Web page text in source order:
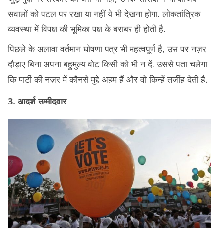
सवालों को पटल पर रखा या नहीं ये भी देखना होगा. लोकतांत्रिक
व्यवस्था में विपक्ष की भूमिका पक्ष के बराबर ही होती है.
पिछले के अलावा वर्तमान घोषणा पत्र भी महत्वपूर्ण है, उस पर नज़र
दौड़ाए बिना अपना बहुमुल्य वोट किसी को भी न दें. उससे पता चलेगा
कि पार्टी की नज़र में कौनसे मुद्दे अहम हैं और वो किन्हें तर्ज़ीह देती है.
3. आदर्श उम्मीदवार